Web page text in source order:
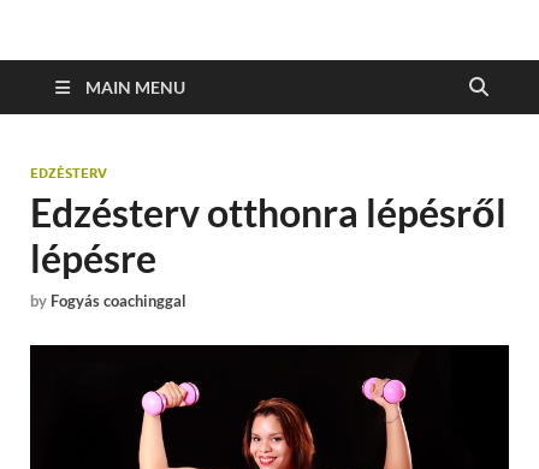
MAIN MENU
EDZÉSTERV
Edzésterv otthonra lépésről
lépésre
by Fogyás coachinggal